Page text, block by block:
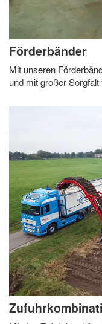
Förderbänder
Mit unseren
und mit großer